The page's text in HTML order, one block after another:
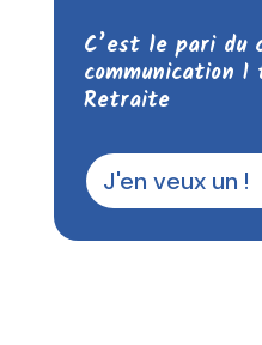
C’est le pari
communication
Retraite
J'en veux un !